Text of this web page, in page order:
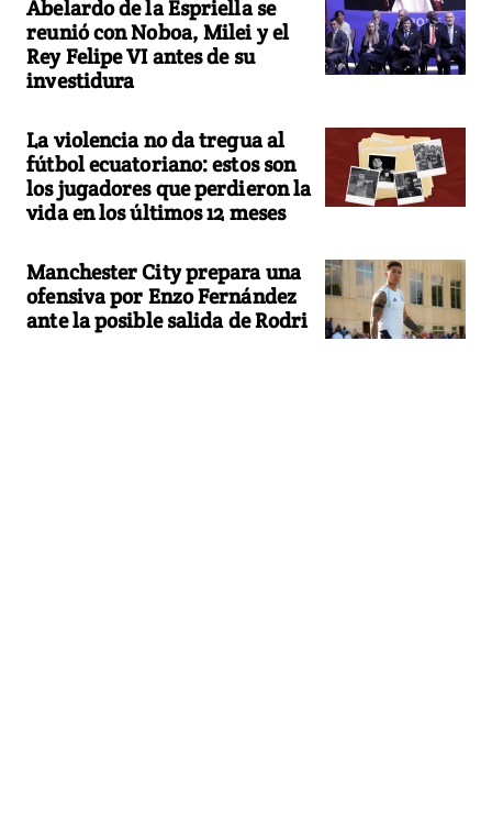
Abelardo de la Espriella se
reunió con Noboa, Milei y el
Rey Felipe VI antes de su
investidura
La violencia no da tregua al
fútbol ecuatoriano: estos son
los jugadores que perdieron la
vida en los últimos 12 meses
Manchester City prepara una
ofensiva por Enzo Fernández
ante la posible salida de Rodri